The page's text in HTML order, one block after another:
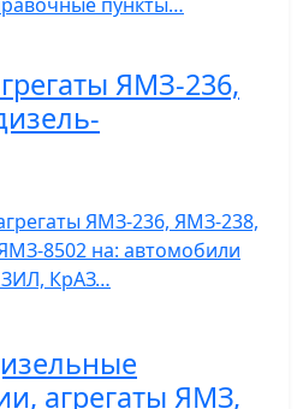
ЯМЗ-236,
ЯМЗ-236, ЯМЗ-238,
8502 на: автомобили
КрАЗ…
агрегаты ЯМЗ,